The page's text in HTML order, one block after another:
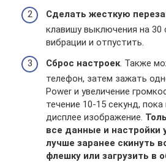
Сделать жесткую
клавишу выключения на 30
вибрации и отпустить.
Сброс настроек . Также
телефон, затем зажать
Power и увеличение
течение 10-15 секунд, пока
дисплее изображение.
все данные и настройки
лучше заранее скинуть
флешку или загрузить в